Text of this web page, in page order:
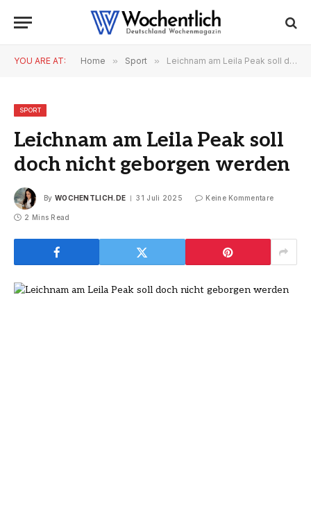
YOU ARE AT: Home » Sport » Leichnam am Leila Peak soll doch nicht geborgen werden
SPORT
Leichnam am Leila Peak soll
doch nicht geborgen werden
By WOCHENTLICH.DE 31 Juli 2025 Keine Kommentare
2 Mins Read